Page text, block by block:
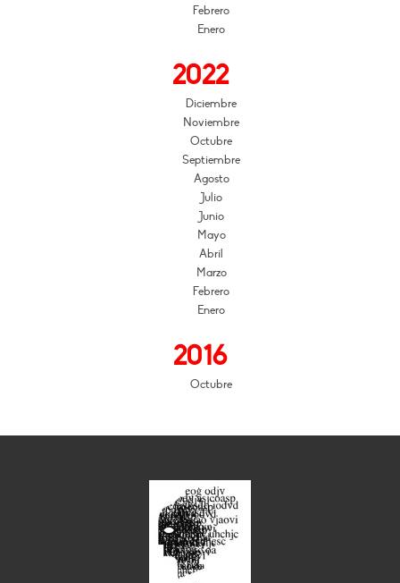
Febrero
Enero
2022
Diciembre
Noviembre
Octubre
Septiembre
Agosto
Julio
Junio
Mayo
Abril
Marzo
Febrero
Enero
2016
Octubre